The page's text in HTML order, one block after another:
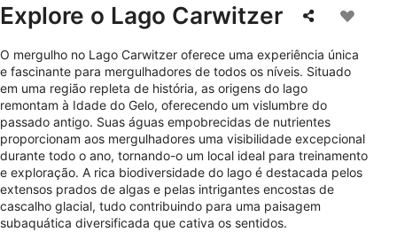
Explore o Lago Carwitzer
O mergulho no Lago Carwitzer oferece uma experiência única
e fascinante para mergulhadores de todos os níveis. Situado
em uma região repleta de história, as origens do lago
remontam à Idade do Gelo, oferecendo um vislumbre do
passado antigo. Suas águas empobrecidas de nutrientes
proporcionam aos mergulhadores uma visibilidade excepcional
durante todo o ano, tornando-o um local ideal para treinamento
e exploração. A rica biodiversidade do lago é destacada pelos
extensos prados de algas e pelas intrigantes encostas de
cascalho glacial, tudo contribuindo para uma paisagem
subaquática diversificada que cativa os sentidos.